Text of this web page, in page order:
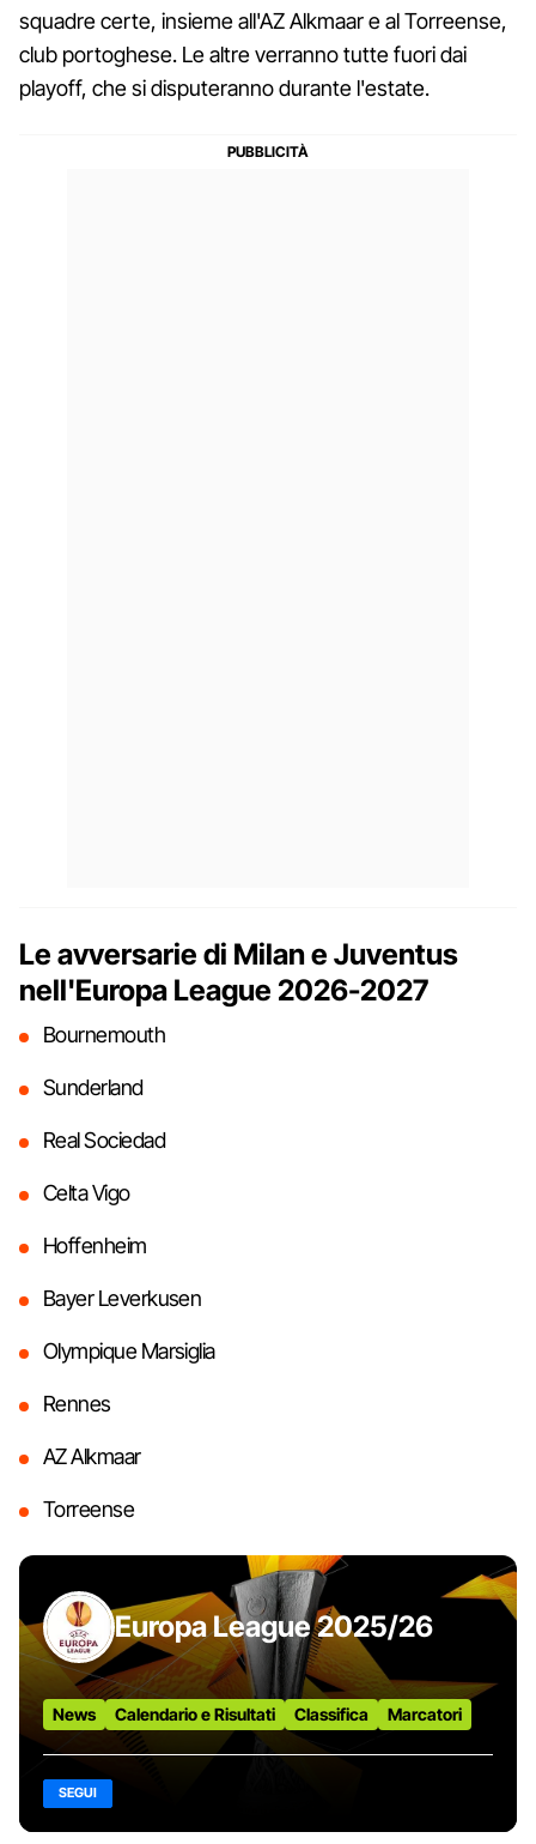
squadre certe, insieme all'AZ Alkmaar e al Torreense,
club portoghese. Le altre verranno tutte fuori dai
playoff, che si disputeranno durante l'estate.
Le avversarie di Milan e Juventus
nell'Europa League 2026-2027
Bournemouth
Sunderland
Real Sociedad
Celta Vigo
Hoffenheim
Bayer Leverkusen
Olympique Marsiglia
Rennes
AZ Alkmaar
Torreense
Europa League 2025/26
News Calendario e Risultati Classifica Marcatori
SEGUI